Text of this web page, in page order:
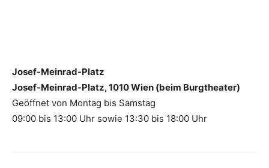
Josef-Meinrad-Platz
Josef-Meinrad-Platz, 1010 Wien (beim Burgtheater)
Geöffnet von Montag bis Samstag
09:00 bis 13:00 Uhr sowie 13:30 bis 18:00 Uhr